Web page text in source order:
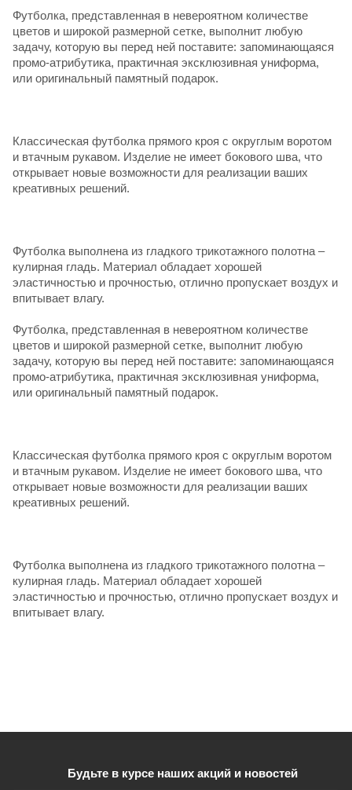
Футболка, представленная в невероятном количестве
цветов и широкой размерной сетке, выполнит любую
задачу, которую вы перед ней поставите: запоминающаяся
промо-атрибутика, практичная эксклюзивная униформа,
или оригинальный памятный подарок.
Классическая футболка прямого кроя с округлым воротом
и втачным рукавом. Изделие не имеет бокового шва, что
открывает новые возможности для реализации ваших
креативных решений.
Футболка выполнена из гладкого трикотажного полотна –
кулирная гладь. Материал обладает хорошей
эластичностью и прочностью, отлично пропускает воздух и
впитывает влагу.
Футболка, представленная в невероятном количестве
цветов и широкой размерной сетке, выполнит любую
задачу, которую вы перед ней поставите: запоминающаяся
промо-атрибутика, практичная эксклюзивная униформа,
или оригинальный памятный подарок.
Классическая футболка прямого кроя с округлым воротом
и втачным рукавом. Изделие не имеет бокового шва, что
открывает новые возможности для реализации ваших
креативных решений.
Футболка выполнена из гладкого трикотажного полотна –
кулирная гладь. Материал обладает хорошей
эластичностью и прочностью, отлично пропускает воздух и
впитывает влагу.
Будьте в курсе наших акций и новостей